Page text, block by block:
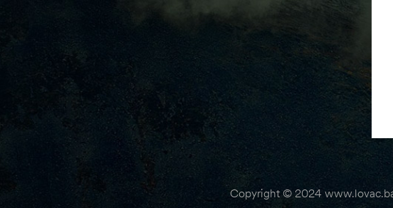
Copyright © 2024